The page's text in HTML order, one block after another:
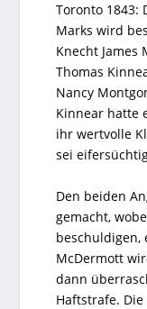
Toronto 1843:
Marks wird
Knecht
Thomas
Nancy
Kinnear hatte
ihr wertvolle
sei
Den beiden
gemacht,
beschuldigen,
McDermott
dann
Haftstrafe.